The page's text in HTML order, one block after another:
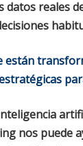
datos reales
están
nos puede